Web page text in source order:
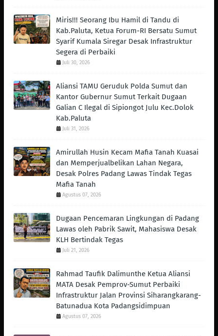
Miris!!! Seorang Ibu Hamil di Tandu di
Kab.Paluta, Ketua Forum-RI Bersatu Sumut
Syarif Kumala Siregar Desak Infrastruktur
Segera di Perbaiki
Juli 30, 2026
Aliansi TAMU Geruduk Polda Sumut dan
Kantor Gubernur Sumut Terkait Dugaan
Galian C Ilegal di Sipiongot Julu Kec.Dolok
Kab.Paluta
Juli 31, 2026
Amirullah Husin Kecam Mafia Tanah Kuasai
dan Memperjualbelikan Lahan Negara,
Desak Polres Padang Lawas Tindak Tegas
Mafia Tanah
Agustus 07, 2026
Dugaan Pencemaran Lingkungan di Padang
Lawas oleh Pabrik Sawit, Mahasiswa Desak
KLH Bertindak Tegas ‎
Juli 21, 2026
Rahmad Taufik Dalimunthe Ketua Aliansi
MATA Desak Pemprov-Sumut Perbaiki
Infrastruktur Jalan Provinsi Siharangkarang-
Batunadua Kota Padangsidimpuan
Agustus 07, 2026